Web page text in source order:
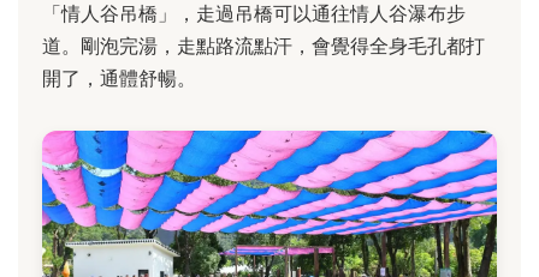
「情人谷吊橋」，走過吊橋可以通往情人谷瀑布步
道。剛泡完湯，走點路流點汗，會覺得全身毛孔都打
開了，通體舒暢。